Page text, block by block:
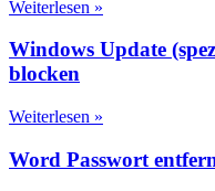
Weiterlesen »
Windows Update
blocken
Weiterlesen »
Word Passwort